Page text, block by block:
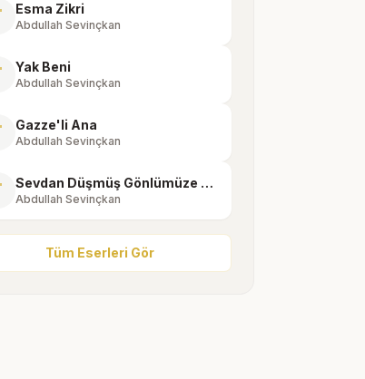
Esma Zikri
Abdullah Sevinçkan
Yak Beni
Abdullah Sevinçkan
Gazze'li Ana
Abdullah Sevinçkan
Sevdan Düşmüş Gönlümüze Efendim
Abdullah Sevinçkan
Tüm Eserleri Gör